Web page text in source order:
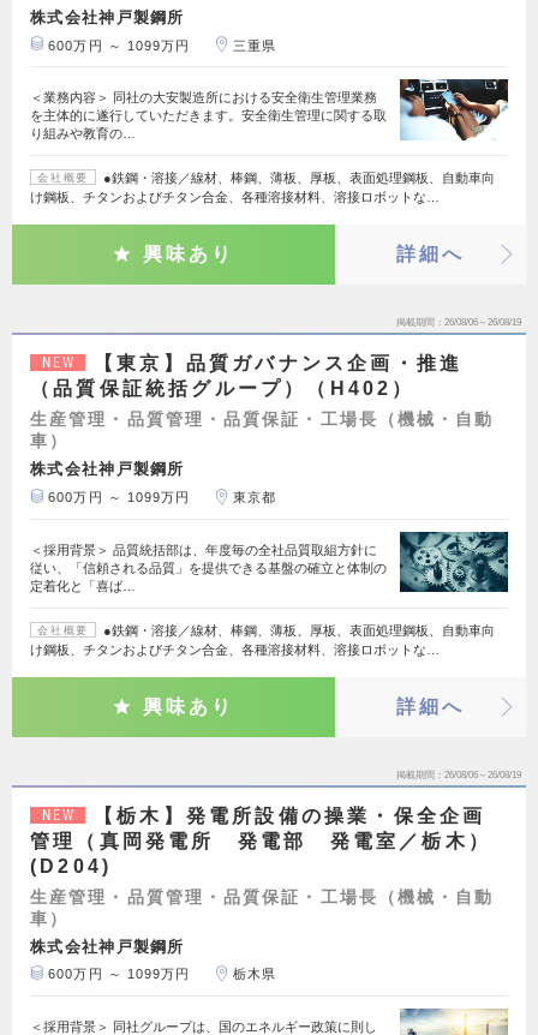
株式会社神戸製鋼所
600万円 ～ 1099万円 三重県
＜業務内容＞ 同社の大安製造所における安全衛生管理業務
を主体的に遂行していただきます。安全衛生管理に関する取
り組みや教育の…
会社概要
●鉄鋼・溶接／線材、棒鋼、薄板、厚板、表面処理鋼板、自動車向
け鋼板、チタンおよびチタン合金、各種溶接材料、溶接ロボットな…
興味あり 詳細へ
掲載期間 26/08/06～26/08/19
NEW
【東京】品質ガバナンス企画・推進
（品質保証統括グループ）（H402）
生産管理・品質管理・品質保証・工場長（機械・自動
車）
株式会社神戸製鋼所
600万円 ～ 1099万円 東京都
＜採用背景＞ 品質統括部は、年度毎の全社品質取組方針に
従い、「信頼される品質」を提供できる基盤の確立と体制の
定着化と「喜ば…
会社概要
●鉄鋼・溶接／線材、棒鋼、薄板、厚板、表面処理鋼板、自動車向
け鋼板、チタンおよびチタン合金、各種溶接材料、溶接ロボットな…
興味あり 詳細へ
掲載期間 26/08/06～26/08/19
NEW
【栃木】発電所設備の操業・保全企画
管理（真岡発電所 発電部 発電室／栃木）
(D204)
生産管理・品質管理・品質保証・工場長（機械・自動
車）
株式会社神戸製鋼所
600万円 ～ 1099万円 栃木県
＜採用背景＞ 同社グループは、国のエネルギー政策に則し